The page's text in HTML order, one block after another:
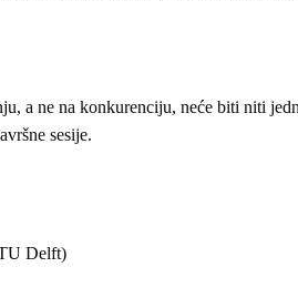
a ne na konkurenciju, neće biti niti
sesije.
Delft)